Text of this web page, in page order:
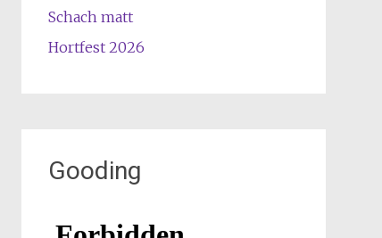
Schach matt
Hortfest 2026
Gooding